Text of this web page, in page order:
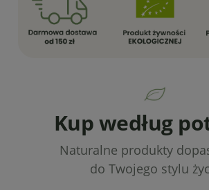
Kup według
Naturalne produkty
do Twojego stylu